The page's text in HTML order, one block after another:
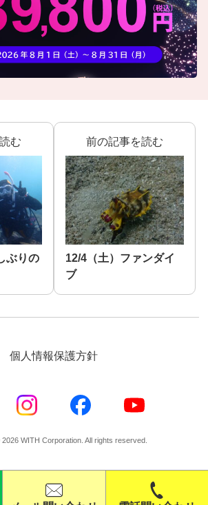
む
ぶりの
前の記事を読む
12/4（土）ファンダイ
ブ
個人情報保護方針
WITH Corporation. All rights reserved.